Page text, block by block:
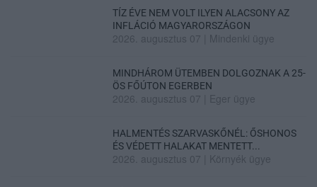
TÍZ ÉVE NEM VOLT ILYEN ALACSONY AZ
INFLÁCIÓ MAGYARORSZÁGON
2026. augusztus 07 Mindenki ügye
MINDHÁROM ÜTEMBEN DOLGOZNAK A 25-
ÖS FŐÚTON EGERBEN
2026. augusztus 07 Eger ügye
HALMENTÉS SZARVASKŐNÉL: ŐSHONOS
ÉS VÉDETT HALAKAT MENTETT...
2026. augusztus 07 Környék ügye